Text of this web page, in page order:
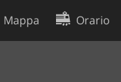
Mappa Orario